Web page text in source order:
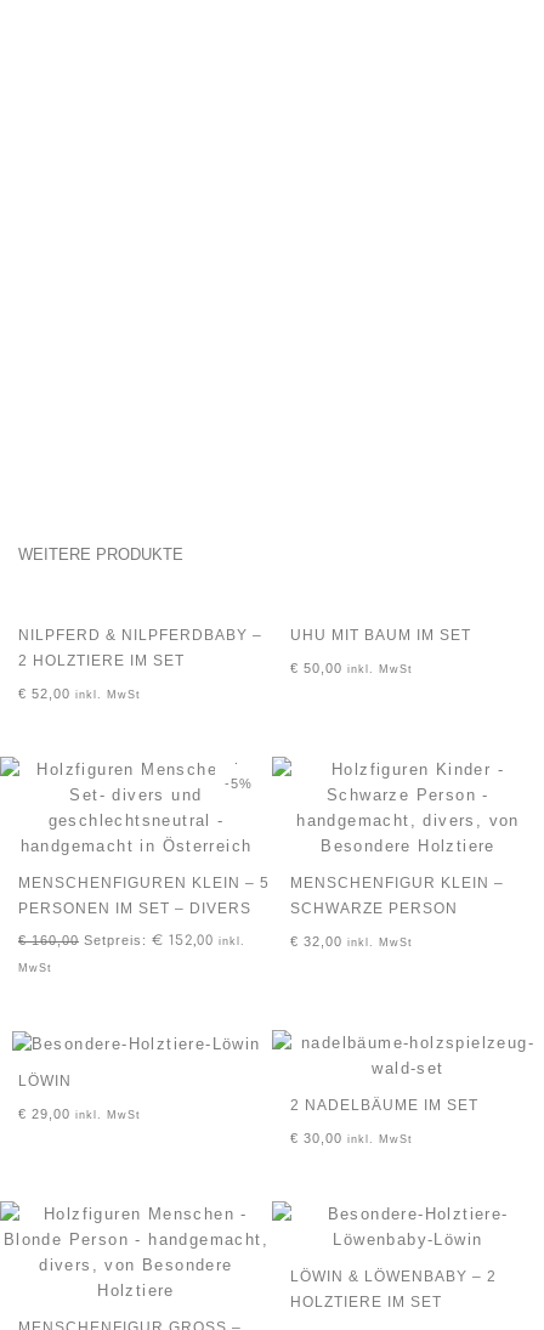
WEITERE PRODUKTE
NILPFERD & NILPFERDBABY –
2 HOLZTIERE IM SET
€ 52,00 inkl. MwSt
UHU MIT BAUM IM SET
€ 50,00 inkl. MwSt
-5%
MENSCHENFIGUREN KLEIN – 5
PERSONEN IM SET – DIVERS
€160,00 Setpreis: € 152,00 inkl.
MwSt
MENSCHENFIGUR KLEIN –
SCHWARZE PERSON
€ 32,00 inkl. MwSt
LÖWIN
€ 29,00 inkl. MwSt
2 NADELBÄUME IM SET
€ 30,00 inkl. MwSt
LÖWIN & LÖWENBABY – 2
HOLZTIERE IM SET